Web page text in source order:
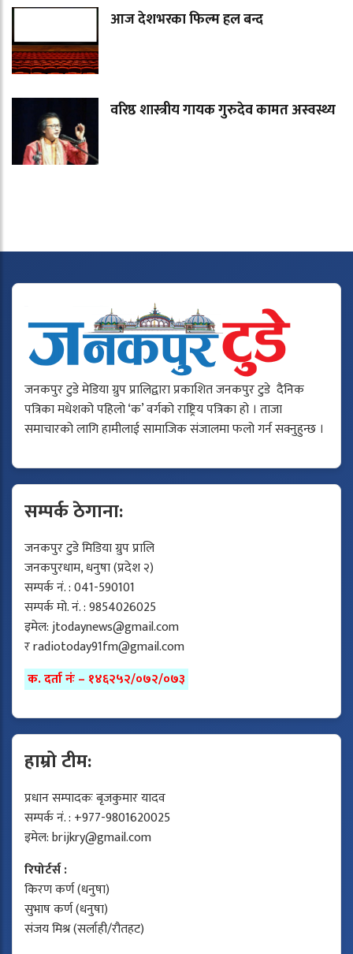
आज देशभरका फिल्म हल बन्द
वरिष्ठ शास्त्रीय गायक गुरुदेव कामत अस्वस्थ्य
जनकपुर टुडे मेडिया ग्रुप प्रालिद्वारा प्रकाशित जनकपुर टुडे दैनिक
पत्रिका मधेशको पहिलो ‘क’ वर्गको राष्ट्रिय पत्रिका हो । ताजा
समाचारको लागि हामीलाई सामाजिक संजालमा फलो गर्न सक्नुहुन्छ ।
सम्पर्क ठेगाना:
जनकपुर टुडे मिडिया ग्रुप प्रालि
जनकपुरधाम, धनुषा (प्रदेश २)
सम्पर्क नं. : 041-590101
सम्पर्क मो. नं. : 9854026025
इमेल:jtodaynews@gmail.com
रradiotoday91fm@gmail.com
क. दर्ता नंः – १४६२५२/०७२/०७३
हाम्रो टीम:
प्रधान सम्पादकः बृजकुमार यादव
सम्पर्क नं. : +977-9801620025
इमेल:brijkry@gmail.com
रिपोर्टर्स :
किरण कर्ण (धनुषा)
सुभाष कर्ण (धनुषा)
संजय मिश्र (सर्लाही/रौतहट)